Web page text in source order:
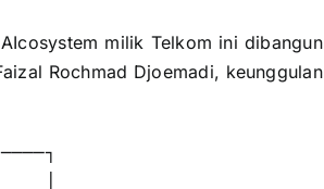
milik Telkom ini dibangun
Rochmad Djoemadi, keunggulan
│